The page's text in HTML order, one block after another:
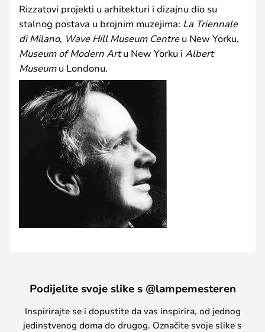
Rizzatovi projekti u arhitekturi i dizajnu dio su
stalnog postava u brojnim muzejima: La Triennale
di Milano, Wave Hill Museum Centreu New Yorku,
Museum of Modern Artu New Yorku i Albert
Museumu Londonu.
Podijelite svoje slike s @lampemesteren
Inspirirajte se i dopustite da vas inspirira, od jednog
jedinstvenog doma do drugog. Označite svoje slike s